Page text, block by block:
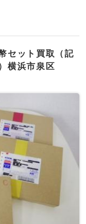
セット買取（記
横浜市泉区